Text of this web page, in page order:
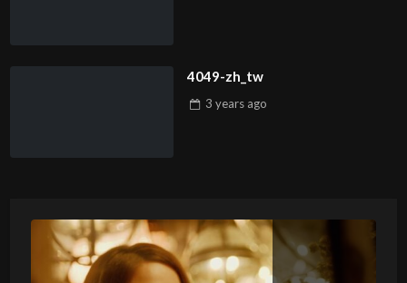
4049-zh_tw
3 years ago